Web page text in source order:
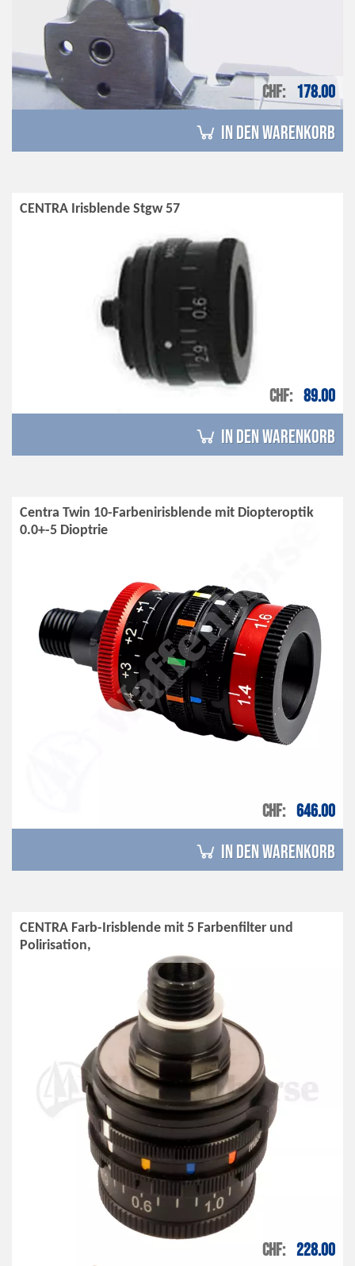
CHF 178.00
in den Warenkorb
CENTRA Irisblende Stgw 57
CHF 89.00
in den Warenkorb
Centra Twin 10-Farbenirisblende mit Diopteroptik
0.0+-5 Dioptrie
CHF 646.00
in den Warenkorb
CENTRA Farb-Irisblende mit 5 Farbenfilter und
Polirisation,
CHF 228.00